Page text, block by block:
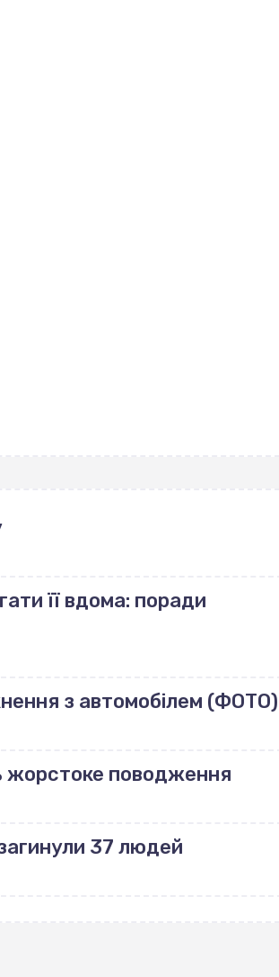
її вдома: поради
з автомобілем (ФОТО)
жорстоке поводження
37 людей